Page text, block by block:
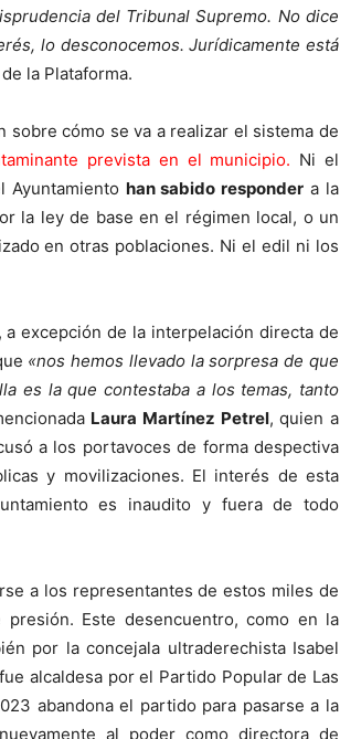
del Tribunal Supremo. No dice
lo desconocemos. Jurídicamente está
la Plataforma.
cómo se va a realizar el sistema de
prevista en el municipio. Ni el
han sabido responder a la
la ley de base en el régimen local, o un
en otras poblaciones. Ni el edil ni los
excepción de la interpelación directa de
«nos hemos llevado la sorpresa de que
es la que contestaba a los temas, tanto
Laura Martínez Petrel, quien a
a los portavoces de forma despectiva
y movilizaciones. El interés de esta
es inaudito y fuera de todo
a los representantes de estos miles de
Este desencuentro, como en la
por la concejala ultraderechista Isabel
alcaldesa por el Partido Popular de Las
abandona el partido para pasarse a la
al poder como directora de